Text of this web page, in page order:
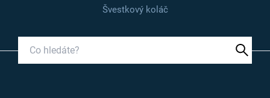
Švestkový koláč